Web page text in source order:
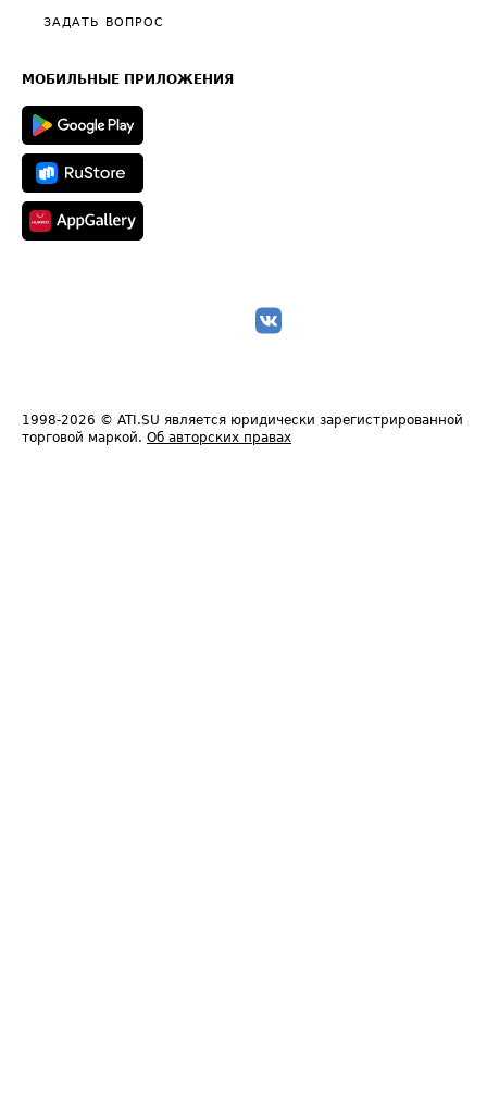
Общие положения
Полезное по перевозкам
Техническая информация
ЗАДАТЬ ВОПРОС
МОБИЛЬНЫЕ ПРИЛОЖЕНИЯ
1998-2026 © ATI.SU является юридически зарегистрированной
торговой маркой. Об авторских правах